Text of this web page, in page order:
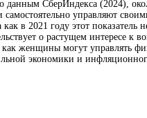
данным СберИндекса (2024),
управляют
в 2021 году этот показатель
о растущем интересе к
как женщины могут управлять
экономики и